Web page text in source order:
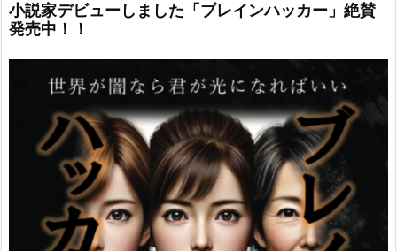
小説家デビューしました「ブレインハッカー」絶賛
発売中！！